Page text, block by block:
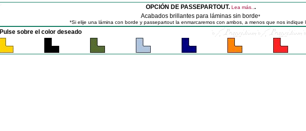
OPCIÓN DE PASSEPARTOUT. Lea más.. .
Acabados brillantes para láminas sin borde*
*Si elije una lámina con borde y passepartout la enmarcaremos con ambos, a menos que nos indique
Pulse sobre el color deseado